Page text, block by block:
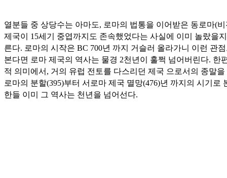
열분들 중 상당수는 아마도, 로마의 법통을 이어받은 동로마(
제국이 15세기 중엽까지도 존속했었다는 사실에 이미 놀랐을
른다. 로마의 시작은 BC 700년 까지 거슬러 올라가니 이런 관
본다면 로마 제국의 역사는 물경 2천년이 훌쩍 넘어버린다. 한
적 의미에서, 거의 유럽 전토를 다스리던 제국 으로서의 종말을
로마의 분할(395)부터 서로마 제국 멸망(476)년 까지의 시기로
한들 이미 그 역사는 천년을 넘어선다.